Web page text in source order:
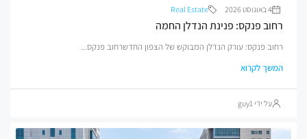
4 באוגוסט 2026 Real Estate
רחוב פנקס: פנינת הנדלן החמה
רחוב פנקס: עורק הנדלן המבוקש של הצפון החדשרחוב פנקס...
המשך לקרוא
על ידי guy1